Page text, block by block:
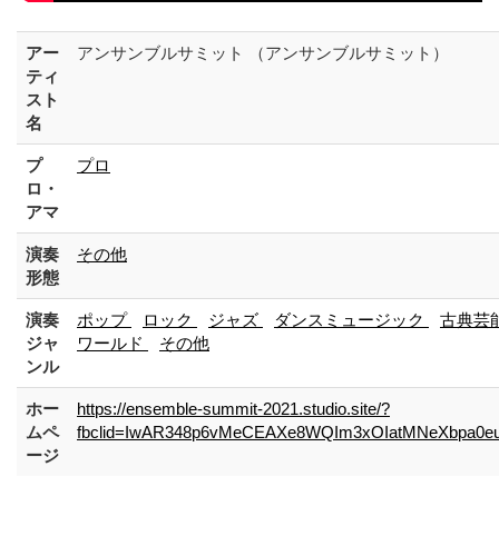
アー
ティ
スト
名
アンサンブルサミット （アンサンブルサミット）
プ
ロ・
アマ
プロ
演奏
形態
その他
演奏
ジャ
ンル
ポップ ロック ジャズ ダンスミュージック
古典芸
ワールド
その他
ホー
ムペ
ージ
https://ensemble-summit-2021.studio.site/?